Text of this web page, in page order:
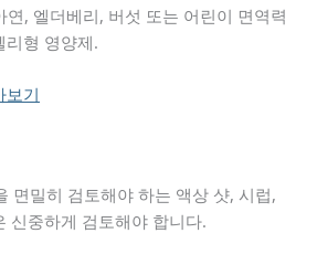
연, 엘더베리, 버섯 또는 어린이 면역력
리형 영양제.
보기
면밀히 검토해야 하는 액상 샷, 시럽,
신중하게 검토해야 합니다.